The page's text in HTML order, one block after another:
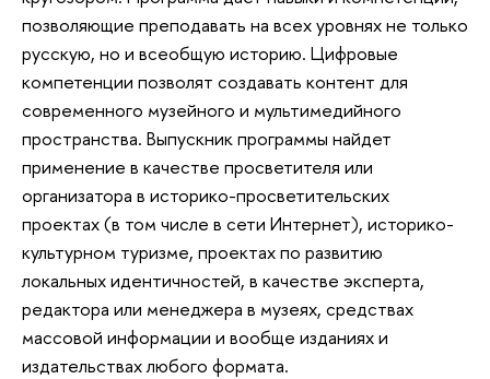
позволяющие преподавать на всех уровнях не только
русскую, но и всеобщую историю. Цифровые
компетенции позволят создавать контент для
современного музейного и мультимедийного
пространства. Выпускник программы найдет
применение в качестве просветителя или
организатора в историко-просветительских
проектах (в том числе в сети Интернет), историко-
культурном туризме, проектах по развитию
локальных идентичностей, в качестве эксперта,
редактора или менеджера в музеях, средствах
массовой информации и вообще изданиях и
издательствах любого формата.